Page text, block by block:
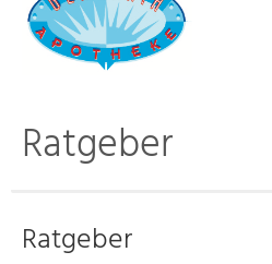
Ratgeber
Ratgeber